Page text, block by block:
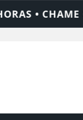
SOLUÇÕES